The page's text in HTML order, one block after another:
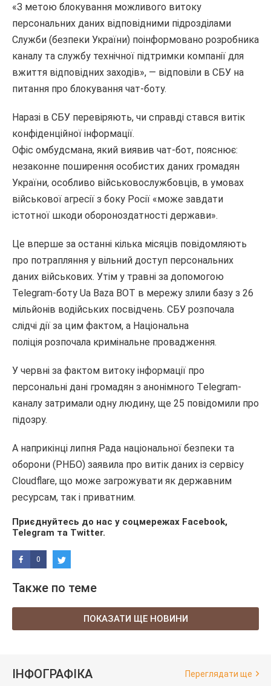
«З метою блокування можливого витоку
персональних даних відповідними підрозділами
Служби (безпеки України) поінформовано розробника
каналу та службу технічної підтримки компанії для
вжиття відповідних заходів», — відповіли в СБУ на
питання про блокування чат-боту.
Наразі в СБУ перевіряють, чи справді стався витік
конфіденційної інформації.
Офіс омбудсмана, який виявив чат-бот, пояснює:
незаконне поширення особистих даних громадян
України, особливо військовослужбовців, в умовах
військової агресії з боку Росії «може завдати
істотної шкоди обороноздатності держави».
Це вперше за останні кілька місяців повідомляють
про потрапляння у вільний доступ персональних
даних військових. Утім у травні за допомогою
Telegram-боту Ua Baza BOT в мережу злили базу з 26
мільйонів водійських посвідчень. СБУ розпочала
слідчі дії за цим фактом, а Національна
поліція розпочала кримінальне провадження.
У червні за фактом витоку інформації про
персональні дані громадян з анонімного Тelegram-
каналу затримали одну людину, ще 25 повідомили про
підозру.
А наприкінці липня Рада національної безпеки та
оборони (РНБО) заявила про витік даних із сервісу
Cloudflare, що може загрожувати як державним
ресурсам, так і приватним.
Приєднуйтесь до нас у соцмережах Facebook,
Telegram та Twitter.
0
Также по теме
ПОКАЗАТИ ЩЕ НОВИНИ
ІНФОГРАФІКА Переглядати ще